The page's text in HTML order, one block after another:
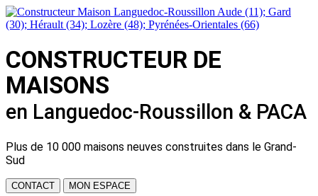
CONSTRUCTEUR DE
MAISONS
en Languedoc-Roussillon & PACA
Plus de 10 000 maisons neuves construites dans le Grand-
Sud
CONTACT MON ESPACE